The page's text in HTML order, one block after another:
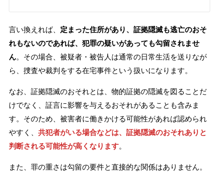
言い換えれば、 定まった住所があり、証拠隠滅も逃亡のおそ
れもないのであれば、犯罪の疑いがあっても勾留されませ
ん。その場合、被疑者・被告人は通常の日常生活を送りなが
ら、捜査や裁判をする在宅事件という扱いになります。
なお、証拠隠滅のおそれとは、物的証拠の隠滅を図ることだ
けでなく、証言に影響を与えるおそれがあることも含みま
す。そのため、被害者に働きかける可能性があれば認められ
やすく、 共犯者がいる場合などは、証拠隠滅のおそれありと
判断される可能性が高くなります。
また、罪の重さは勾留の要件と直接的な関係はありません。